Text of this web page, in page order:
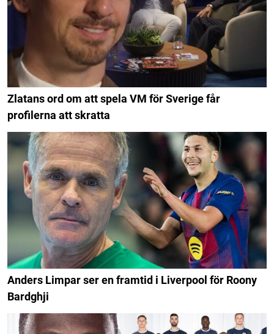
Zlatans ord om att spela VM för Sverige får
profilerna att skratta
Anders Limpar ser en framtid i Liverpool för Roony
Bardghji